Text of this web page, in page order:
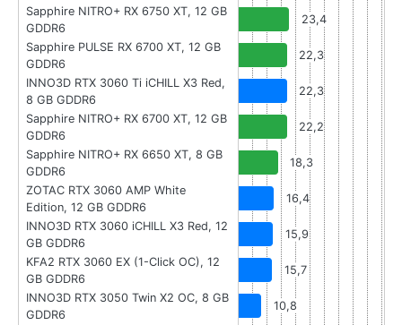
Sapphire NITRO+ RX 6750 XT, 12 GB
GDDR6
23,4
Sapphire PULSE RX 6700 XT, 12 GB
GDDR6
22,3
INNO3D RTX 3060 Ti iCHILL X3 Red,
8 GB GDDR6
22,3
Sapphire NITRO+ RX 6700 XT, 12 GB
GDDR6
22,2
Sapphire NITRO+ RX 6650 XT, 8 GB
GDDR6
18,3
ZOTAC RTX 3060 AMP White
Edition, 12 GB GDDR6
16,4
INNO3D RTX 3060 iCHILL X3 Red, 12
GB GDDR6
15,9
KFA2 RTX 3060 EX (1-Click OC), 12
GB GDDR6
15,7
INNO3D RTX 3050 Twin X2 OC, 8 GB
GDDR6
10,8